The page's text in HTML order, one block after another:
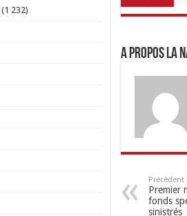
A propos LA
Précédent
Premier
fonds
sinistrés
(1 232)